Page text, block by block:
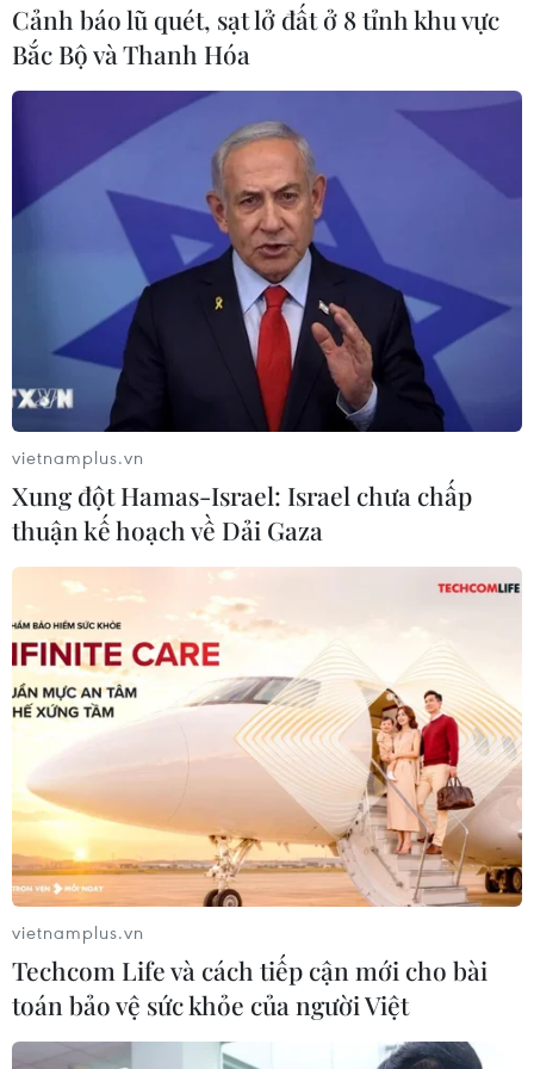
thương mại Mỹ-Trung
Quốc bị đình trệ
Bộ trưởng Tài chính Mỹ hy vọng sẽ
có nhiều cuộc đàm phán hơn
trong vài tuần tới và “tại một thời
điểm nào đó, sẽ có một cuộc điện
đàm giữa Tổng thống Trump và
Chủ tịch Trung Quốc Tập Cận
(Vietnam+)
#mỹ áp thuế đối ứng #hàng nhập khẩu
#giảm thuế
Mỹ
Trung Quốc
Theo dõi VietnamPlus
Cảnh báo lũ quét, sạt lở đất ở 8 tỉnh khu vực
Bắc Bộ và Thanh Hóa
vietnamplus.vn
Xung đột Hamas-Israel: Israel chưa chấp
thuận kế hoạch về Dải Gaza
vietnamplus.vn
Techcom Life và cách tiếp cận mới cho bài
toán bảo vệ sức khỏe của người Việt